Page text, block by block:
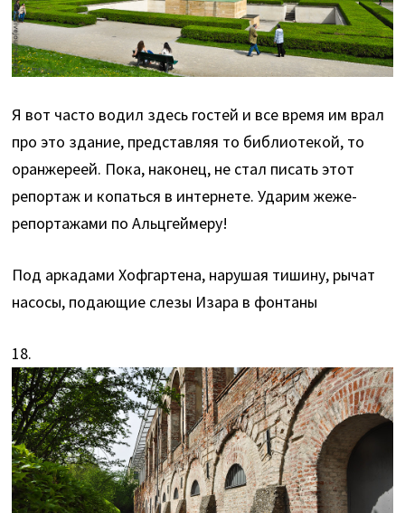
Я вот часто водил здесь гостей и все время им врал
про это здание, представляя то библиотекой, то
оранжереей. Пока, наконец, не стал писать этот
репортаж и копаться в интернете. Ударим жеже-
репортажами по Альцгеймеру!
Под аркадами Хофгартена, нарушая тишину, рычат
насосы, подающие слезы Изара в фонтаны
18.